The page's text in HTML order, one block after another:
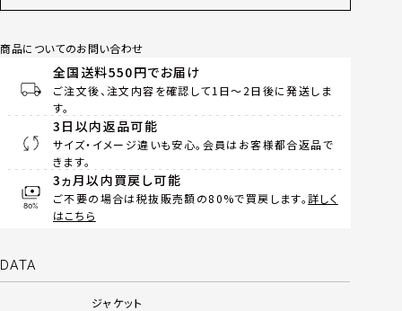
商品についてのお問い合わせ
全国送料550円でお届け
ご注文後、注文内容を確認して1日～2日後に発送しま
す。
3日以内返品可能
サイズ・イメージ違いも安心。会員はお客様都合返品で
きます。
3ヵ月以内買戻し可能
ご不要の場合は税抜販売額の80%で買戻します。詳しく
はこちら
DATA
ジャケット